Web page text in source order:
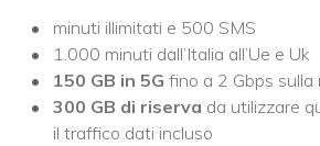
minuti illimitati e 500 SMS
1.000 minuti dall’Italia all’Ue e Uk
150 GB in 5G fino a 2 Gbps
300 GB di riserva da utilizzare
il traffico dati incluso